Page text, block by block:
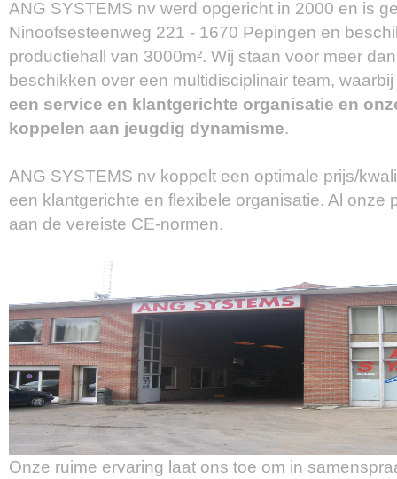
ANG SYSTEMS nv werd opgericht in 2000 en is
Ninoofsesteenweg 221 - 1670 Pepingen en
productiehall van 3000m². Wij staan voor meer
beschikken over een multidisciplinair team,
een service en klantgerichte organisatie en
koppelen aan jeugdig dynamisme.
ANG SYSTEMS nv koppelt een optimale prijs/
een klantgerichte en flexibele organisatie. Al onze
aan de vereiste CE-normen.
Onze ruime ervaring laat ons toe om in